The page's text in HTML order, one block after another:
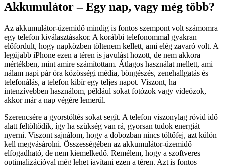
Akkumulátor – Egy nap, vagy még több?
Az akkumulátor-üzemidő mindig is fontos szempont volt számomra
egy telefon kiválasztásakor. A korábbi telefonommal gyakran
előfordult, hogy napközben töltenem kellett, ami elég zavaró volt. A
legújabb iPhone ezen a téren is javulást hozott, de nem akkora
mértékben, mint amire számítottam. Átlagos használat mellett, ami
nálam napi pár óra közösségi média, böngészés, zenehallgatás és
telefonálás, a telefon kibír egy teljes napot. Viszont, ha
intenzívebben használom, például sokat fotózok vagy videózok,
akkor már a nap végére lemerül.
Szerencsére a gyorstöltés sokat segít. A telefon viszonylag rövid idő
alatt feltöltődik, így ha szükség van rá, gyorsan tudok energiát
nyerni. Viszont sajnálom, hogy a dobozban nincs töltőfej, azt külön
kell megvásárolni. Összességében az akkumulátor-üzemidő
elfogadható, de nem kiemelkedő. Remélem, hogy a szoftveres
optimalizációval még lehet javítani ezen a téren. Azt is fontos